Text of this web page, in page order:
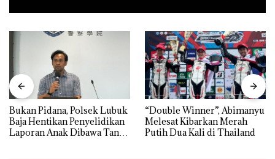
Bukan Pidana, Polsek Lubuk
Baja Hentikan Penyelidikan
Laporan Anak Dibawa Tanpa
“Double Winner”, Abimanyu
Melesat Kibarkan Merah
Putih Dua Kali di Thailand